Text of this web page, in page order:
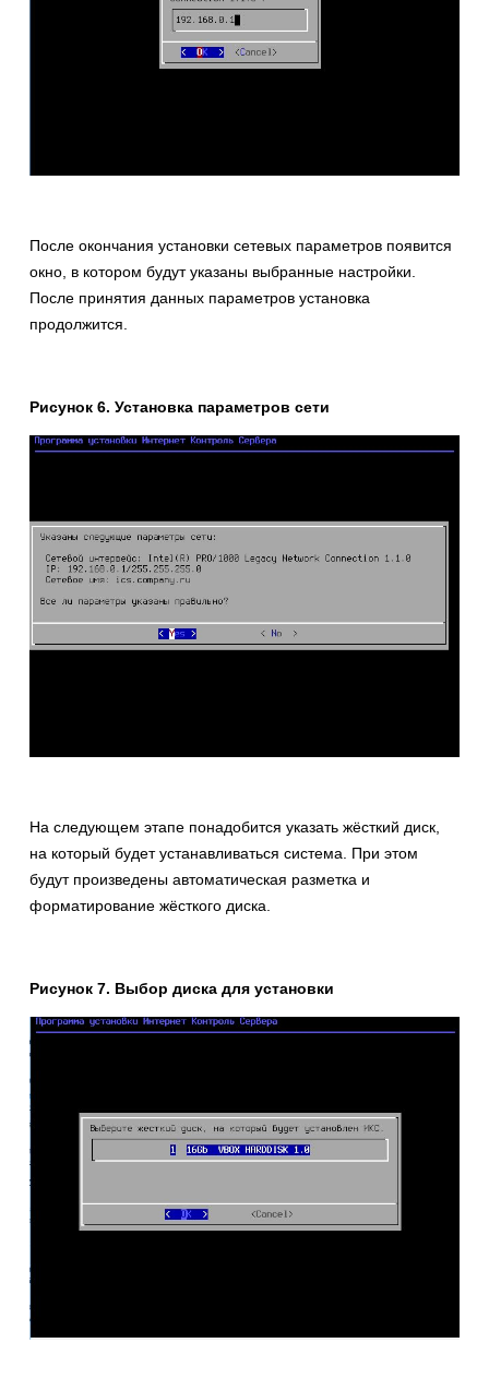
После окончания установки сетевых параметров появится
окно, в котором будут указаны выбранные настройки.
После принятия данных параметров установка
продолжится.
Рисунок 6. Установка параметров сети
На следующем этапе понадобится указать жёсткий диск,
на который будет устанавливаться система. При этом
будут произведены автоматическая разметка и
форматирование жёсткого диска.
Рисунок 7. Выбор диска для установки